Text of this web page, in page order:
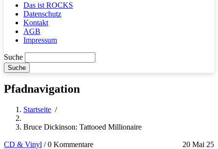
Das ist ROCKS
Datenschutz
Kontakt
AGB
Impressum
Suche
Pfadnavigation
Startseite /
Bruce Dickinson: Tattooed Millionaire
CD & Vinyl 20 Mai 25
/0 Kommentare